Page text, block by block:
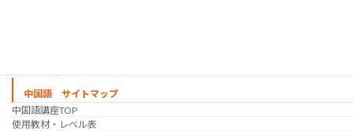
中国語 サイトマップ
中国語講座TOP
使用教材・レベル表